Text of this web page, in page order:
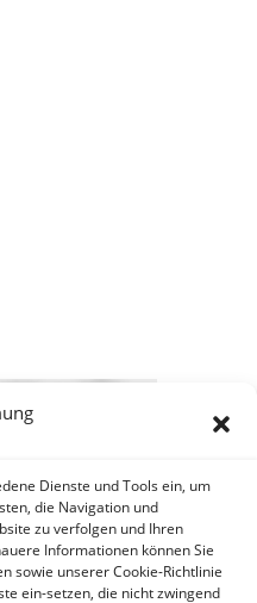
Dienste und Tools ein, um
die Navigation und
zu verfolgen und Ihren
Informationen können Sie
sowie unserer Cookie-Richtlinie
ein-setzen, die nicht zwingend
Limited
Dienstes
Google
ist es